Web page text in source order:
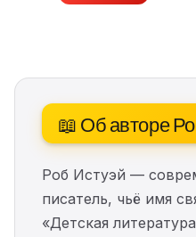
📖 Об авторе
Роб Истуэй —
писатель, чьё имя
«Детская